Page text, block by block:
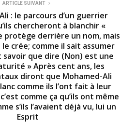
ARTICLE SUIVANT
: le parcours d’un guerrier
chercheront à blanchir «
protège derrière un nom, mais
crée; comme il sait assumer
savoir que dire (Non) est une
» Après cent ans, les
diront que Mohamed-Ali
comme ils l’ont fait à leur
comme ça qu’ils ont même
s’ils l’avaient déjà vu, lui un
Esprit